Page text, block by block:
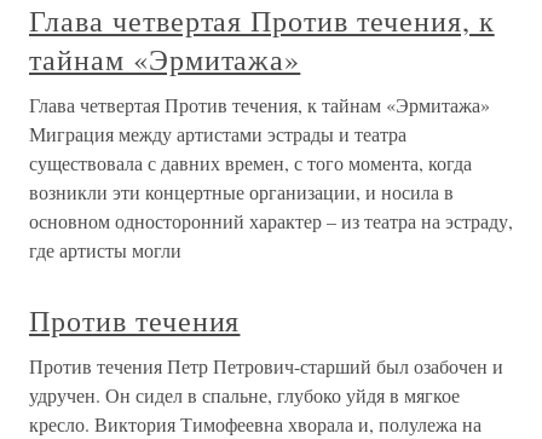
Глава четвертая Против течения, к
тайнам «Эрмитажа»
Глава четвертая Против течения, к тайнам «Эрмитажа»
Миграция между артистами эстрады и театра
существовала с давних времен, с того момента, когда
возникли эти концертные организации, и носила в
основном односторонний характер – из театра на эстраду,
где артисты могли
Против течения
Против течения Петр Петрович-старший был озабочен и
удручен. Он сидел в спальне, глубоко уйдя в мягкое
кресло. Виктория Тимофеевна хворала и, полулежа на